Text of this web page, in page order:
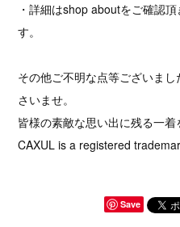
・詳細はshop aboutをご確認
す。
その他ご不明な点等ございま
さいませ。
皆様の素敵な思い出に残る一着
CAXUL is a registered
Save